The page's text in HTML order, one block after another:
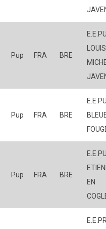
Pup FRA BRE
Pup FRA BRE
Pup FRA BRE
EN